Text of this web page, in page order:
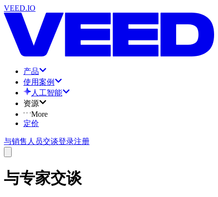
VEED.IO
产品
使用案例
人工智能
资源
More
定价
与销售人员交谈登录注册
与专家交谈